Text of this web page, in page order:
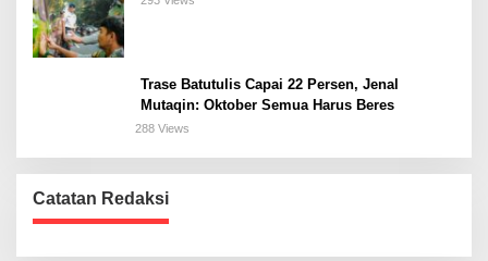
Trase Batutulis Capai 22 Persen, Jenal
Mutaqin: Oktober Semua Harus Beres
288 Views
Catatan Redaksi